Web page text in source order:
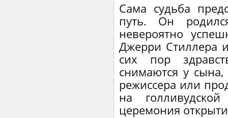
Сама судьба
путь. Он
невероятно
Джерри Стиллера
сих пор
снимаются у сына,
режиссера или
на
церемония